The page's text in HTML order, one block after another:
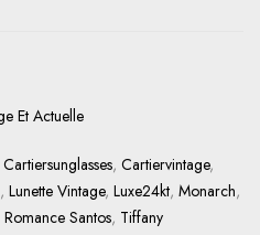
Et Actuelle
Cartiersunglasses, Cartiervintage,
, Lunette Vintage, Luxe24kt, Monarch,
Romance Santos, Tiffany